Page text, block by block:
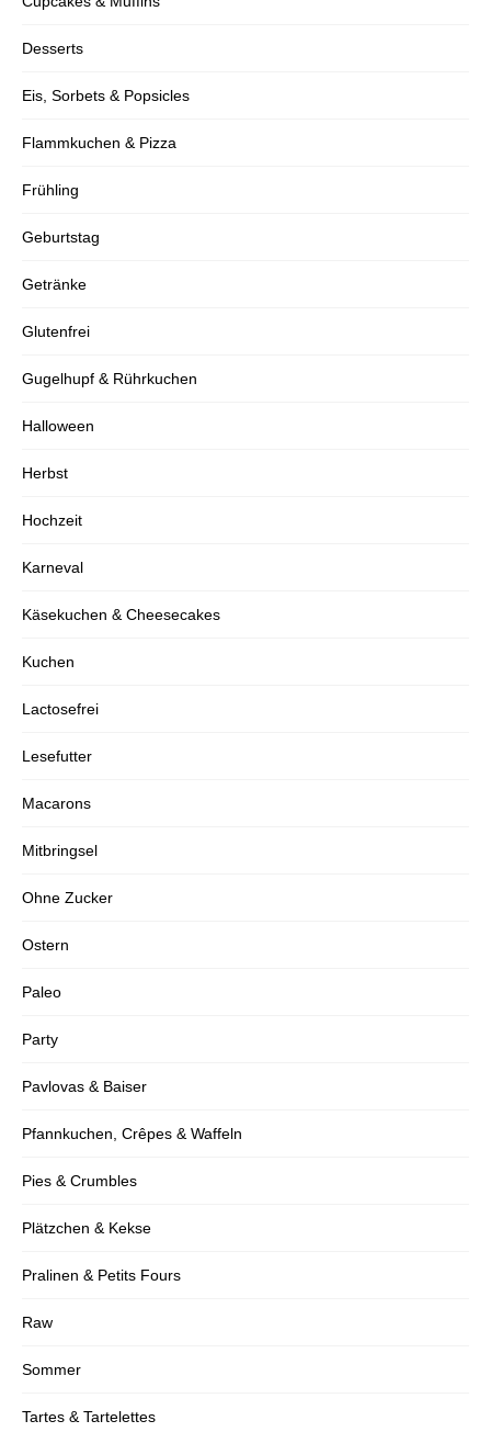
Desserts
Eis, Sorbets & Popsicles
Flammkuchen & Pizza
Frühling
Geburtstag
Getränke
Glutenfrei
Gugelhupf & Rührkuchen
Halloween
Herbst
Hochzeit
Karneval
Käsekuchen & Cheesecakes
Kuchen
Lactosefrei
Lesefutter
Macarons
Mitbringsel
Ohne Zucker
Ostern
Paleo
Party
Pavlovas & Baiser
Pfannkuchen, Crêpes & Waffeln
Pies & Crumbles
Plätzchen & Kekse
Pralinen & Petits Fours
Raw
Sommer
Tartes & Tartelettes
Verpasse kein Rezept mehr und erhalte
regelmäßig neue Rezepte per Mail.